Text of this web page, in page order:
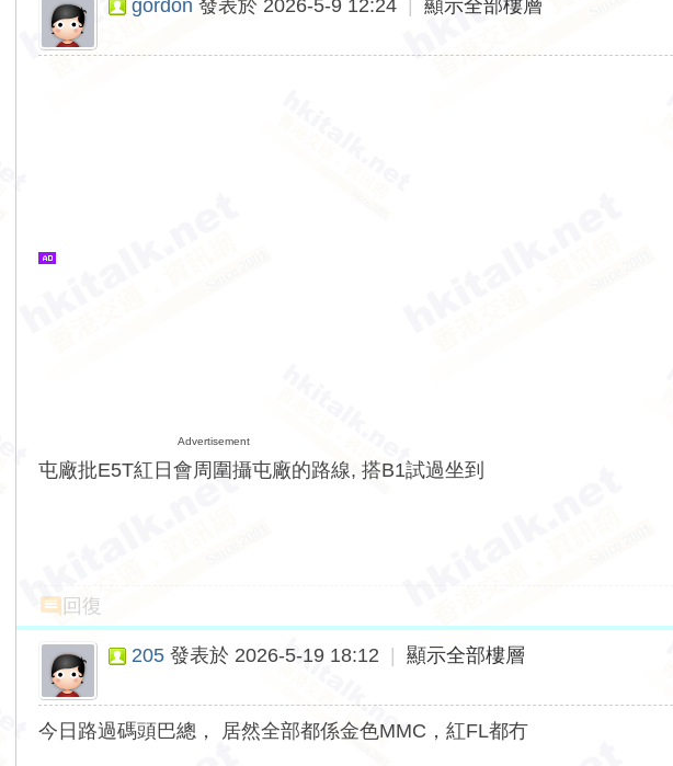
gordon 發表於 2026-5-9 12:24 顯示全部樓層
Advertisement
屯廠批E5T紅日會周圍攝屯廠的路線, 搭B1試過坐到
回復
205 發表於 2026-5-19 18:12 顯示全部樓層
今日路過碼頭巴總， 居然全部都係金色MMC，紅FL都冇